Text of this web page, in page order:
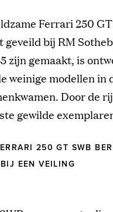
Ferrari 250
geveild bij RM
zijn gemaakt, is
weinige modellen
Door de
gewilde
250 GT SWB
EEN VEILING